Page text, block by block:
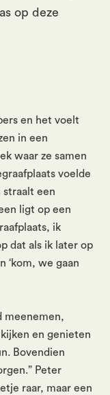
op deze
en het voelt
in een
waar ze samen
voelde
straalt een
ligt op een
ik
dat als ik later op
‘kom, we gaan
meenemen,
en genieten
Bovendien
Peter
raar, maar een